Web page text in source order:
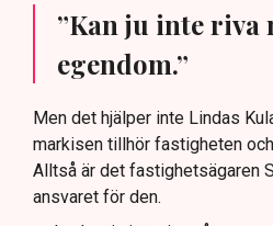
”Kan ju inte riva
egendom.”
Men det hjälper inte Lindas
markisen tillhör fastigheten
Alltså är det fastighetsägaren
ansvaret för den.